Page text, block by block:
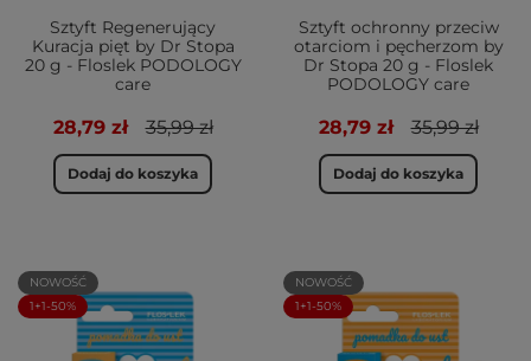
Sztyft Regenerujący
Kuracja pięt by Dr Stopa
20 g - Floslek PODOLOGY
care
28,79 zł 35,99 zł
Dodaj do koszyka
Sztyft ochronny przeciw
otarciom i pęcherzom by
Dr Stopa 20 g - Floslek
PODOLOGY care
28,79 zł 35,99 zł
Dodaj do koszyka
NOWOŚĆ
1+1-50%
NOWOŚĆ
1+1-50%